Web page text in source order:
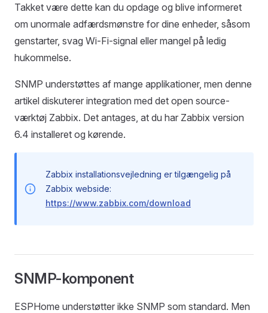
Takket være dette kan du opdage og blive informeret
om unormale adfærdsmønstre for dine enheder, såsom
genstarter, svag Wi-Fi-signal eller mangel på ledig
hukommelse.
SNMP understøttes af mange applikationer, men denne
artikel diskuterer integration med det open source-
værktøj Zabbix. Det antages, at du har Zabbix version
6.4 installeret og kørende.
Zabbix installationsvejledning er tilgængelig på
Zabbix webside:
https://www.zabbix.com/download
SNMP-komponent
ESPHome understøtter ikke SNMP som standard. Men